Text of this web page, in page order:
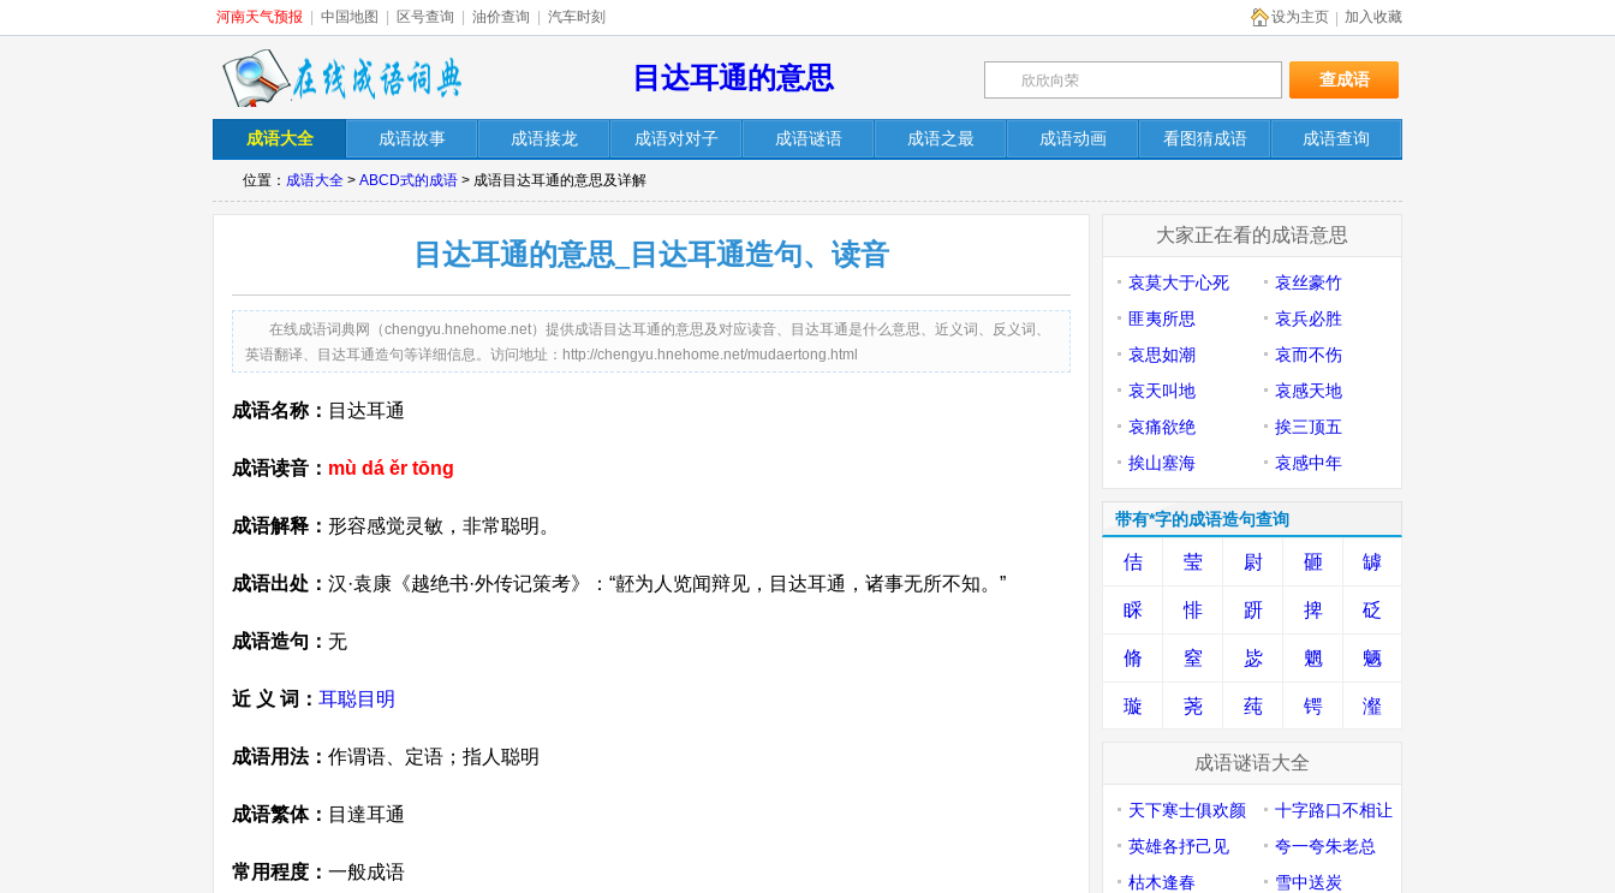
河南天气预报 中国地图 区号查询 油价查询 汽车时刻 加入收藏
设为主页
目达耳通的意思
成语大全 成语故事 成语接龙 成语对对子 成语谜语 成语之最 成语动画 看图猜成语 成语查询
位置： 成语大全 > ABCD式的成语 > 成语目达耳通的意思及详解
目达耳通的意思_目达耳通造句、读音
在线成语词典网（chengyu.hnehome.net）提供成语目达耳通的意思及对应读音、目达耳通是什么意思、近义词、反义词、
英语翻译、目达耳通造句等详细信息。访问地址：http://chengyu.hnehome.net/mudaertong.html
成语名称： 目达耳通
成语读音： mù dá ěr tōng
成语解释： 形容感觉灵敏，非常聪明。
成语出处： 汉·袁康《越绝书·外传记策考》：“噽为人览闻辩见，目达耳通，诸事无所不知。”
成语造句： 无
近 义 词： 耳聪目明
成语用法： 作谓语、定语；指人聪明
成语繁体： 目達耳通
常用程度： 一般成语
大家正在看的成语意思
哀莫大于心死
哀丝豪竹
匪夷所思
哀兵必胜
哀思如潮
哀而不伤
哀天叫地
哀感天地
哀痛欲绝
挨三顶五
挨山塞海
哀感中年
带有*字的成语造句查询
佶 莹 尉 砸 罅
睬 悱 趼 捭 砭
脩 窒 毖 魍 魉
璇 荛 莼 锷 瀣
成语谜语大全
天下寒士俱欢颜
十字路口不相让
英雄各抒己见
夸一夸朱老总
枯木逢春
雪中送炭